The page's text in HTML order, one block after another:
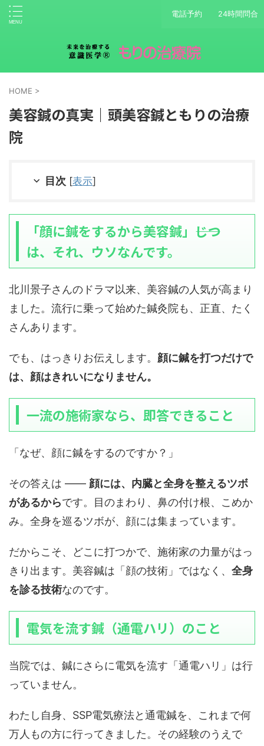
電話予約 24時間問合
HOME >
美容鍼の真実｜頭美容鍼ともりの治療
院
目次 [表示]
「顔に鍼をするから美容鍼」――じつ
は、それ、ウソなんです。
北川景子さんのドラマ以来、美容鍼の人気が高まり
ました。流行に乗って始めた鍼灸院も、正直、たく
さんあります。
でも、はっきりお伝えします。 顔に鍼を打つだけで
は、顔はきれいになりません。
一流の施術家なら、即答できること
「なぜ、顔に鍼をするのですか？」
その答えは ―― 顔には、内臓と全身を整えるツボ
があるからです。目のまわり、鼻の付け根、こめか
み。全身を巡るツボが、顔には集まっています。
だからこそ、どこに打つかで、施術家の力量がはっ
きり出ます。美容鍼は「顔の技術」ではなく、 全身
を診る技術なのです。
電気を流す鍼（通電ハリ）のこと
当院では、鍼にさらに電気を流す「通電ハリ」は行
っていません。
わたし自身、SSP電気療法と通電鍼を、これまで何
万人もの方に行ってきました。その経験のうえで